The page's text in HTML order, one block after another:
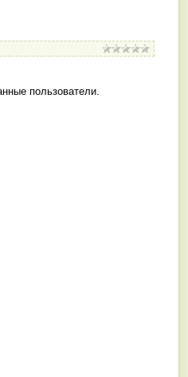
пользователи.